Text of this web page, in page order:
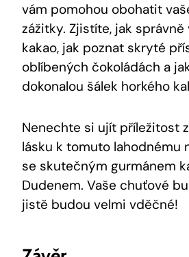
vám⁤ pomohou obohatit
zážitky. Zjistíte,⁣ jak
kakao, jak ‍poznat skryté
‍oblíbených ​čokoládách⁣ a
dokonalou šálek horkého
Nenechte si ujít​ příležitost
lásku‌ k tomuto lahodnému
se skutečným gurmánem
Dudenem. Vaše chuťové
jistě budou velmi vděčné!